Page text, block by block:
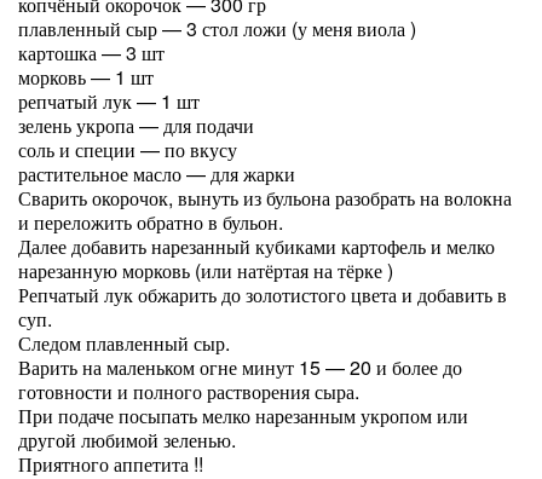
плавленный сыр — 3 стол ложи (у меня виола )
картошка — 3 шт
морковь — 1 шт
репчатый лук — 1 шт
зелень укропа — для подачи
соль и специи — по вкусу
растительное масло — для жарки
Сварить окорочок, вынуть из бульона разобрать на волокна
и переложить обратно в бульон.
Далее добавить нарезанный кубиками картофель и мелко
нарезанную морковь (или натёртая на тёрке )
Репчатый лук обжарить до золотистого цвета и добавить в
суп.
Следом плавленный сыр.
Варить на маленьком огне минут 15 — 20 и более до
готовности и полного растворения сыра.
При подаче посыпать мелко нарезанным укропом или
другой любимой зеленью.
Приятного аппетита !!